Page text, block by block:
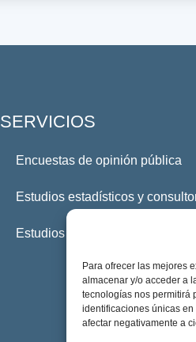
Para ofrecer las mejores
almacenar y/o acceder a
tecnologías nos permitirá
identificaciones únicas
afectar negativamente a
SERVICIOS
Encuestas de opinión pública
Estudios estadísticos y
Estudios Profesionales